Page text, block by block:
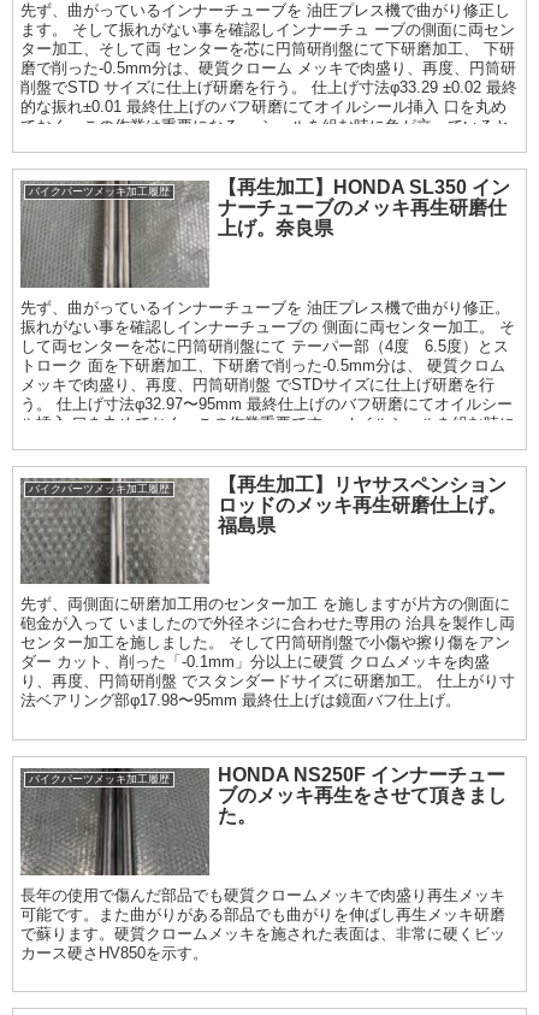
先ず、曲がっているインナーチューブを 油圧プレス機で曲がり修正し
ます。 そして振れがない事を確認しインナーチュ ーブの側面に両セン
ター加工、そして両 センターを芯に円筒研削盤にて下研磨加工、 下研
磨で削った-0.5mm分は、硬質クローム メッキで肉盛り、再度、円筒研
削盤でSTD サイズに仕上げ研磨を行う。 仕上げ寸法φ33.29 ±0.02 最終
的な振れ±0.01 最終仕上げのバフ研磨にてオイルシール挿入 口を丸め
ておく。この作業は重要になる。 シールを組む時に角が立っていると
バイクパーツメッキ加工履歴
【再生加工】HONDA SL350 イン
ナーチューブのメッキ再生研磨仕
上げ。奈良県
先ず、曲がっているインナーチューブを 油圧プレス機で曲がり修正。
振れがない事を確認しインナーチューブの 側面に両センター加工。 そ
して両センターを芯に円筒研削盤にて テーパー部（4度 6.5度）とス
トローク 面を下研磨加工、下研磨で削った-0.5mm分は、 硬質クロム
メッキで肉盛り、再度、円筒研削盤 でSTDサイズに仕上げ研磨を行
う。 仕上げ寸法φ32.97〜95mm 最終仕上げのバフ研磨にてオイルシー
ル挿入 口を丸めておく。この作業重要です。 オイルシールを組む時に
バイクパーツメッキ加工履歴
【再生加工】リヤサスペンション
ロッドのメッキ再生研磨仕上げ。
福島県
先ず、両側面に研磨加工用のセンター加工 を施しますが片方の側面に
砲金が入って いましたので外径ネジに合わせた専用の 治具を製作し両
センター加工を施しました。 そして円筒研削盤で小傷や擦り傷をアン
ダー カット、削った「-0.1mm」分以上に硬質 クロムメッキを肉盛
り、再度、円筒研削盤 でスタンダードサイズに研磨加工。 仕上がり寸
法ベアリング部φ17.98〜95mm 最終仕上げは鏡面バフ仕上げ。
バイクパーツメッキ加工履歴
HONDA NS250F インナーチュー
ブのメッキ再生をさせて頂きまし
た。
長年の使用で傷んだ部品でも硬質クロームメッキで肉盛り再生メッキ
可能です。また曲がりがある部品でも曲がりを伸ばし再生メッキ研磨
で蘇ります。硬質クロームメッキを施された表面は、非常に硬くビッ
カース硬さHV850を示す。